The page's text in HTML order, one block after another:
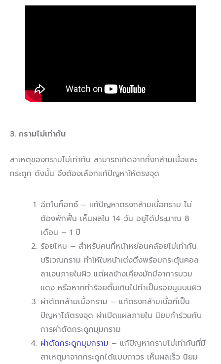
3. กรามไม่เท่ากัน
สาเหตุของกรามไม่เท่ากัน สามารถเกิดจากทั้งกล้ามเนื้อและ
กระดูก ดังนั้น จึงต้องเลือกแก้ปัญหาให้ตรงจุด
ฉีดโบท็อกซ์ – แก้ปัญหาตรงกล้ามเนื้อกราม ไม่
ต้องพักฟื้น เห็นผลใน 14 วัน อยู่ได้ประมาณ 8
เดือน – 1 ปี
ร้อยไหม – สำหรับคนที่หน้าหย่อนคล้อยไม่เท่ากัน
บริเวณกราม ทำให้ใบหน้าเต่งตึงพร้อมกระตุ้นคอล
ลาเจนภายในผิว แต่ผลข้างเคียงมักมีอาการบวม
แดง หรือหากทำร้อยตื้นเกินไปทำเป็นรอยนูนบนผิว
ผ่าตัดกล้ามเนื้อกราม – แก้ตรงกล้ามเนื้อที่เป็น
ปัญหาได้ตรงจุด ผ่าเปิดแผลภายใน นิยมทำร่วมกับ
การผ่าตัดกระดูกมุมกราม
ผ่าตัดกระดูกมุมกราม – แก้ปัญหากรามไม่เท่ากันที่มี
สาเหตุมาจากกระดูกได้แบบถาวร เห็นผลเร็ว นิยม